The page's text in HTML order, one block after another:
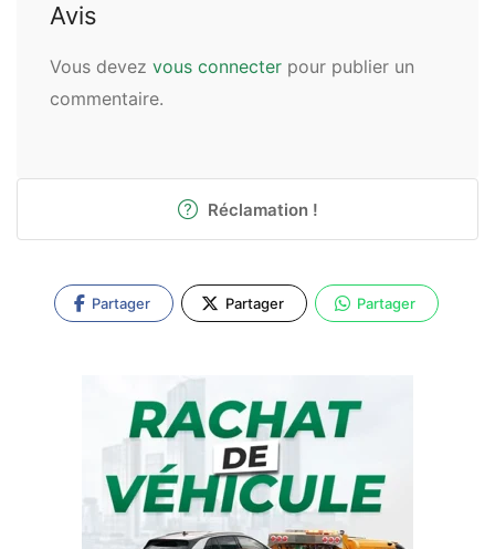
Avis
Vous devez vous connecter pour publier un
commentaire.
Réclamation !
Partager Partager Partager